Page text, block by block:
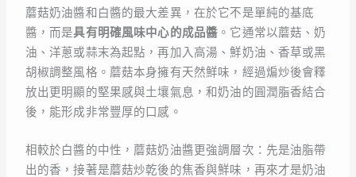
蘑菇奶油醬和白醬的最大差異，在於它不是單純的基底
醬，而是具有明確風味中心的成品醬 。它通常以蘑菇、奶
油、洋蔥或蒜末為起點，再加入高湯、鮮奶油、香草或黑
胡椒調整風格。蘑菇本身擁有天然鮮味，經過煸炒後會釋
放出更明顯的堅果感與土壤氣息，和奶油的圓潤脂香結合
後，能形成非常豐厚的口感。
相較於白醬的中性，蘑菇奶油醬更強調層次：先是油脂帶
出的香，接著是蘑菇炒乾後的焦香與鮮味，再來才是奶油